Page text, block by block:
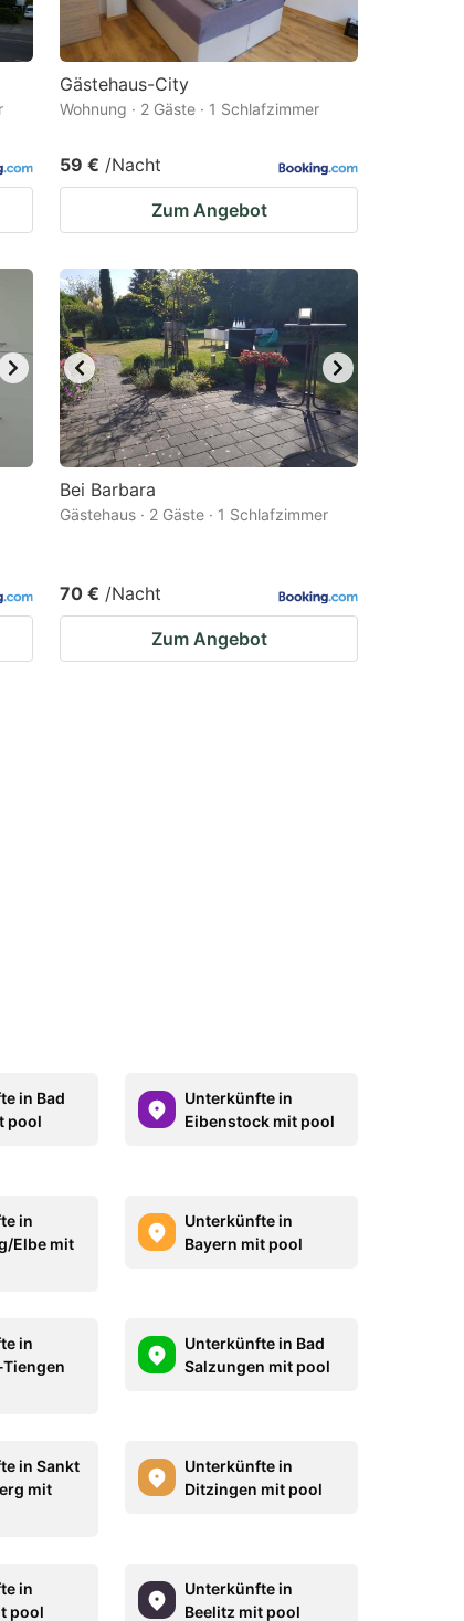
Gästehaus-City
Wohnung · 2 Gäste · 1 Schlafzimmer
59 € /Nacht
Zum Angebot
Bei Barbara
Gästehaus · 2 Gäste · 1 Schlafzimmer
70 € /Nacht
Zum Angebot
in Bad
pool
Unterkünfte in
Eibenstock mit pool
in
Elbe mit
Unterkünfte in
Bayern mit pool
in
Unterkünfte in Bad
Salzungen mit pool
in Sankt
mit
Unterkünfte in
Ditzingen mit pool
in
pool
Unterkünfte in
Beelitz mit pool